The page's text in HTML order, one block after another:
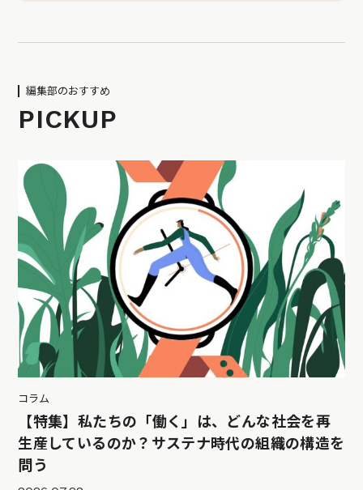
編集部のおすすめ
PICKUP
コラム
【特集】私たちの「働く」は、どんな社会を再
生産しているのか？サステナ時代の組織の構造を
問う